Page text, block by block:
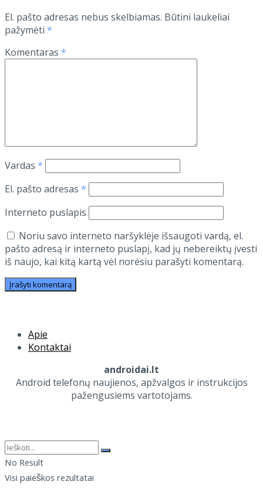
El. pašto adresas nebus skelbiamas. Būtini laukeliai
pažymėti *
Komentaras *
Vardas *
El. pašto adresas *
Interneto puslapis
Noriu savo interneto naršyklėje išsaugoti vardą, el.
pašto adresą ir interneto puslapį, kad jų nebereiktų įvesti
iš naujo, kai kitą kartą vėl norėsiu parašyti komentarą.
Apie
Kontaktai
androidai.lt
Android telefonų naujienos, apžvalgos ir instrukcijos
pažengusiems vartotojams.
No Result
Visi paieškos rezultatai